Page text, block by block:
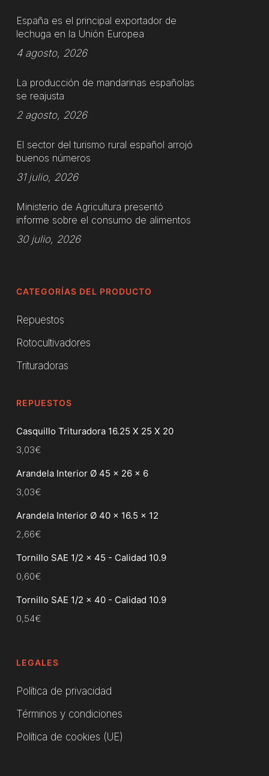
España es el principal exportador de
lechuga en la Unión Europea
4 agosto, 2026
La producción de mandarinas españolas
se reajusta
2 agosto, 2026
El sector del turismo rural español arrojó
buenos números
31 julio, 2026
Ministerio de Agricultura presentó
informe sobre el consumo de alimentos
30 julio, 2026
CATEGORÍAS DEL PRODUCTO
Repuestos
Rotocultivadores
Trituradoras
REPUESTOS
Casquillo Trituradora 16.25 X 25 X 20
3,03€
Arandela Interior Ø 45 x 26 x 6
3,03€
Arandela Interior Ø 40 x 16.5 x 12
2,66€
Tornillo SAE 1/2 x 45 - Calidad 10.9
0,60€
Tornillo SAE 1/2 x 40 - Calidad 10.9
0,54€
LEGALES
Política de privacidad
Términos y condiciones
Política de cookies (UE)